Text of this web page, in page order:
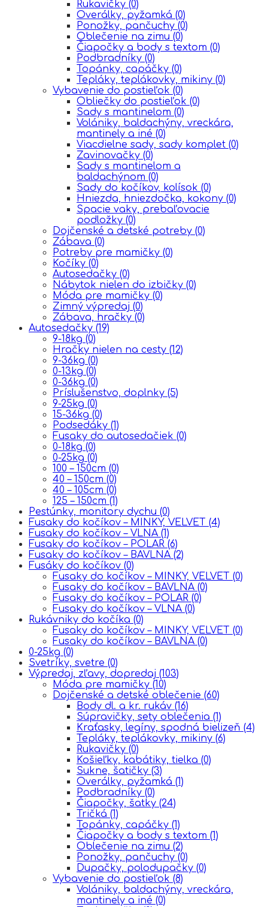
Rukavičky (0)
Overálky, pyžamká (0)
Ponožky, pančuchy (0)
Oblečenie na zimu (0)
Čiapočky a body s textom (0)
Podbradníky (0)
Topánky, capáčky (0)
Tepláky, teplákovky, mikiny (0)
Vybavenie do postieľok (0)
Obliečky do postieľok (0)
Sady s mantinelom (0)
Volániky, baldachýny, vreckára,
mantinely a iné (0)
Viacdielne sady, sady komplet (0)
Zavinovačky (0)
Sady s mantinelom a
baldachýnom (0)
Sady do kočíkov, kolísok (0)
Hniezda, hniezdočka, kokony (0)
Spacie vaky, prebaľovacie
podložky (0)
Dojčenské a detské potreby (0)
Zábava (0)
Potreby pre mamičky (0)
Kočíky (0)
Autosedačky (0)
Nábytok nielen do izbičky (0)
Móda pre mamičky (0)
Zimný výpredaj (0)
Zábava, hračky (0)
Autosedačky (19)
9-18kg (0)
Hračky nielen na cesty (12)
9-36kg (0)
0-13kg (0)
0-36kg (0)
Príslušenstvo, doplnky (5)
9-25kg (0)
15-36kg (0)
Podsedáky (1)
Fusaky do autosedačiek (0)
0-18kg (0)
0-25kg (0)
100 – 150cm (0)
40 – 150cm (0)
40 – 105cm (0)
125 – 150cm (1)
Pestúnky, monitory dychu (0)
Fusaky do kočíkov – MINKY, VELVET (4)
Fusaky do kočíkov – VLNA (1)
Fusaky do kočíkov – POLAR (6)
Fusaky do kočíkov – BAVLNA (2)
Fusáky do kočíkov (0)
Fusaky do kočíkov – MINKY, VELVET (0)
Fusaky do kočíkov – BAVLNA (0)
Fusaky do kočíkov – POLAR (0)
Fusaky do kočíkov – VLNA (0)
Rukávniky do kočíka (0)
Fusaky do kočíkov – MINKY, VELVET (0)
Fusaky do kočíkov – BAVLNA (0)
0-25kg (0)
Svetríky, svetre (0)
Výpredaj, zľavy, dopredaj (103)
Móda pre mamičky (10)
Dojčenské a detské oblečenie (60)
Body dl. a kr. rukáv (16)
Súpravičky, sety oblečenia (1)
Kraťasky, legíny, spodná bielizeň (4)
Tepláky, teplákovky, mikiny (6)
Rukavičky (0)
Košieľky, kabátiky, tielka (0)
Sukne, šatičky (3)
Overálky, pyžamká (1)
Podbradníky (0)
Čiapočky, šatky (24)
Tričká (1)
Topánky, capáčky (1)
Čiapočky a body s textom (1)
Oblečenie na zimu (2)
Ponožky, pančuchy (0)
Dupačky, polodupačky (0)
Vybavenie do postieľok (8)
Volániky, baldachýny, vreckára,
mantinely a iné (0)